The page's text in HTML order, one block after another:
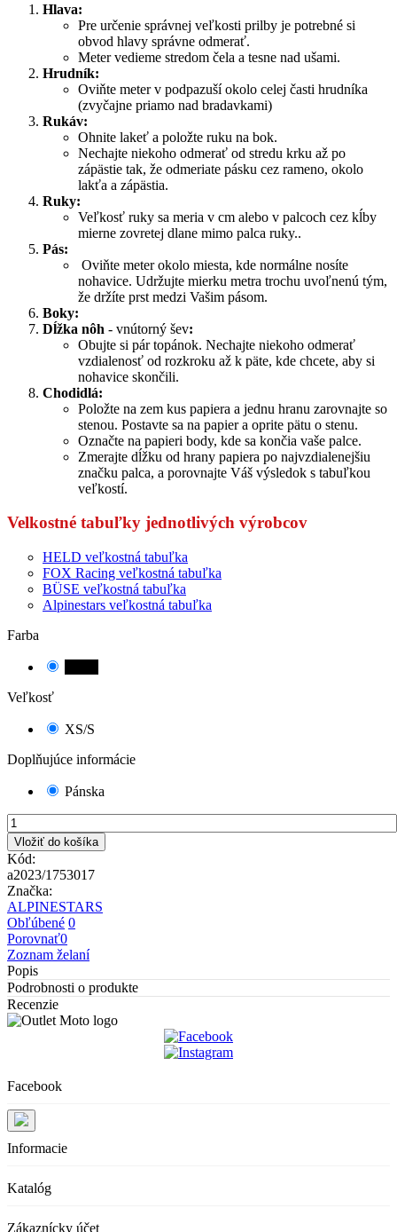
Hlava:
Pre určenie správnej veľkosti prilby je potrebné si
obvod hlavy správne odmerať.
Meter vedieme stredom čela a tesne nad ušami.
Hrudník:
Oviňte meter v podpazuší okolo celej časti hrudníka
(zvyčajne priamo nad bradavkami)
Rukáv:
Ohnite lakeť a položte ruku na bok.
Nechajte niekoho odmerať od stredu krku až po
zápästie tak, že odmeriate pásku cez rameno, okolo
lakťa a zápästia.
Ruky:
Veľkosť ruky sa meria v cm alebo v palcoch cez kĺby
mierne zovretej dlane mimo palca ruky..
Pás:
Oviňte meter okolo miesta, kde normálne nosíte
nohavice. Udržujte mierku metra trochu uvoľnenú tým,
že držíte prst medzi Vašim pásom.
Boky:
Dĺžka nôh - vnútorný šev:
Obujte si pár topánok. Nechajte niekoho odmerať
vzdialenosť od rozkroku až k päte, kde chcete, aby si
nohavice skončili.
Chodidlá:
Položte na zem kus papiera a jednu hranu zarovnajte so
stenou. Postavte sa na papier a oprite pätu o stenu.
Označte na papieri body, kde sa končia vaše palce.
Zmerajte dĺžku od hrany papiera po najvzdialenejšiu
značku palca, a porovnajte Váš výsledok s tabuľkou
veľkostí.
Velkostné tabuľky jednotlivých výrobcov
HELD veľkostná tabuľka
FOX Racing veľkostná tabuľka
BÜSE veľkostná tabuľka
Alpinestars veľkostná tabuľka
Farba
Veľkosť
XS/S
Doplňujúce informácie
Pánska
Vložiť do košíka
Kód:
a2023/1753017
Značka:
ALPINESTARS
Obľúbené 0
Porovnať0
Zoznam želaní
Popis
Podrobnosti o produkte
Recenzie
Facebook
Informacie
Katalóg
Zákaznícky účet